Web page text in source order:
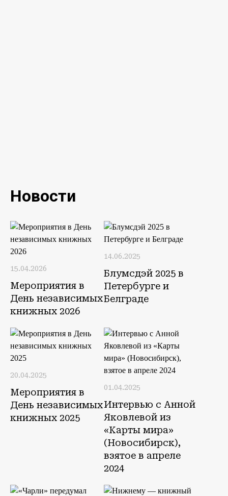
Новости
15.04.2026
Мероприятия в
День независимых
книжных 2026
14.06.2025
Блумсдэй 2025 в
Петербурге и
Белграде
20.04.2025
Мероприятия в
День независимых
книжных 2025
01.04.2025
Интервью с Анной
Яковлевой из
«Карты мира»
(Новосибирск),
взятое в апреле
2024